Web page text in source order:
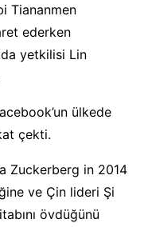
Tiananmen
ederken
yetkilisi Lin
ülkede
çekti.
Zuckerberg in 2014
ve Çin lideri Şi
övdüğünü